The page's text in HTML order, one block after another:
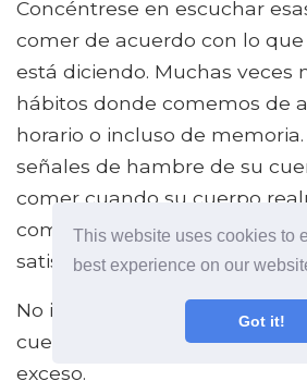
This website uses cookies to
best experience on our
Got it!
Concéntrese en escuchar
comer de acuerdo con lo
está diciendo. Muchas veces
hábitos donde comemos de
horario o incluso de
señales de hambre de su
comer cuando su cuerpo
combustible, y detenerse
satisfecho la necesidad.
No ignore sus señales de
cuerpo de energía puede
exceso.